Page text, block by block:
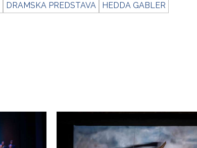
DRAMSKA PREDSTAVA HEDDA GABLER